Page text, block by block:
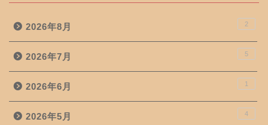
2026年8月 2
2026年7月 5
2026年6月 1
2026年5月 4